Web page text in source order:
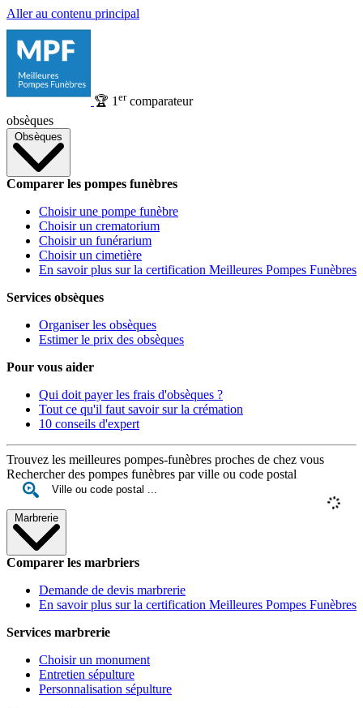
Aller au contenu principal
🏆 1 ercomparateur
obsèques
Obsèques
Comparer les pompes funèbres
Choisir une pompe funèbre
Choisir un crematorium
Choisir un funérarium
Choisir un cimetière
En savoir plus sur la certification Meilleures Pompes Funèbres
Services obsèques
Organiser les obsèques
Estimer le prix des obsèques
Pour vous aider
Qui doit payer les frais d'obsèques ?
Tout ce qu'il faut savoir sur la crémation
10 conseils d'expert
Trouvez les meilleures pompes-funèbres proches de chez vous
Rechercher des pompes funèbres par ville ou code postal
Marbrerie
Comparer les marbriers
Demande de devis marbrerie
En savoir plus sur la certification Meilleures Pompes Funèbres
Services marbrerie
Choisir un monument
Entretien sépulture
Personnalisation sépulture